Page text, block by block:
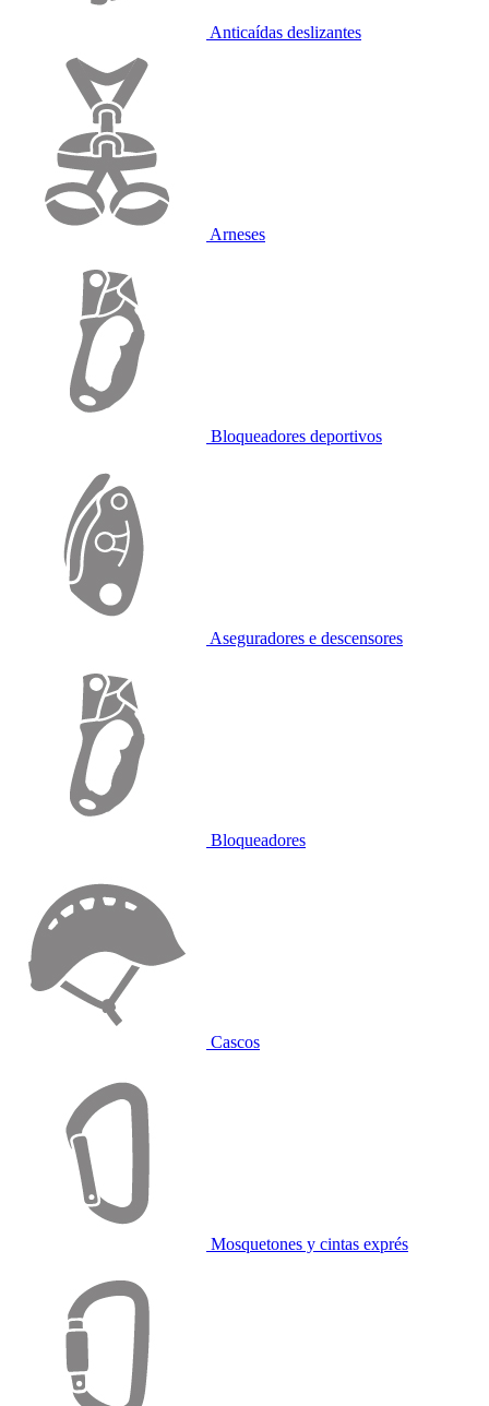
Anticaídas deslizantes
Arneses
Bloqueadores deportivos
Aseguradores e descensores
Bloqueadores
Cascos
Mosquetones y cintas exprés